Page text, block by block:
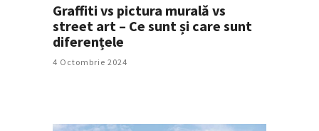
Graffiti vs pictura murală vs
street art – Ce sunt și care sunt
diferențele
4 Octombrie 2024